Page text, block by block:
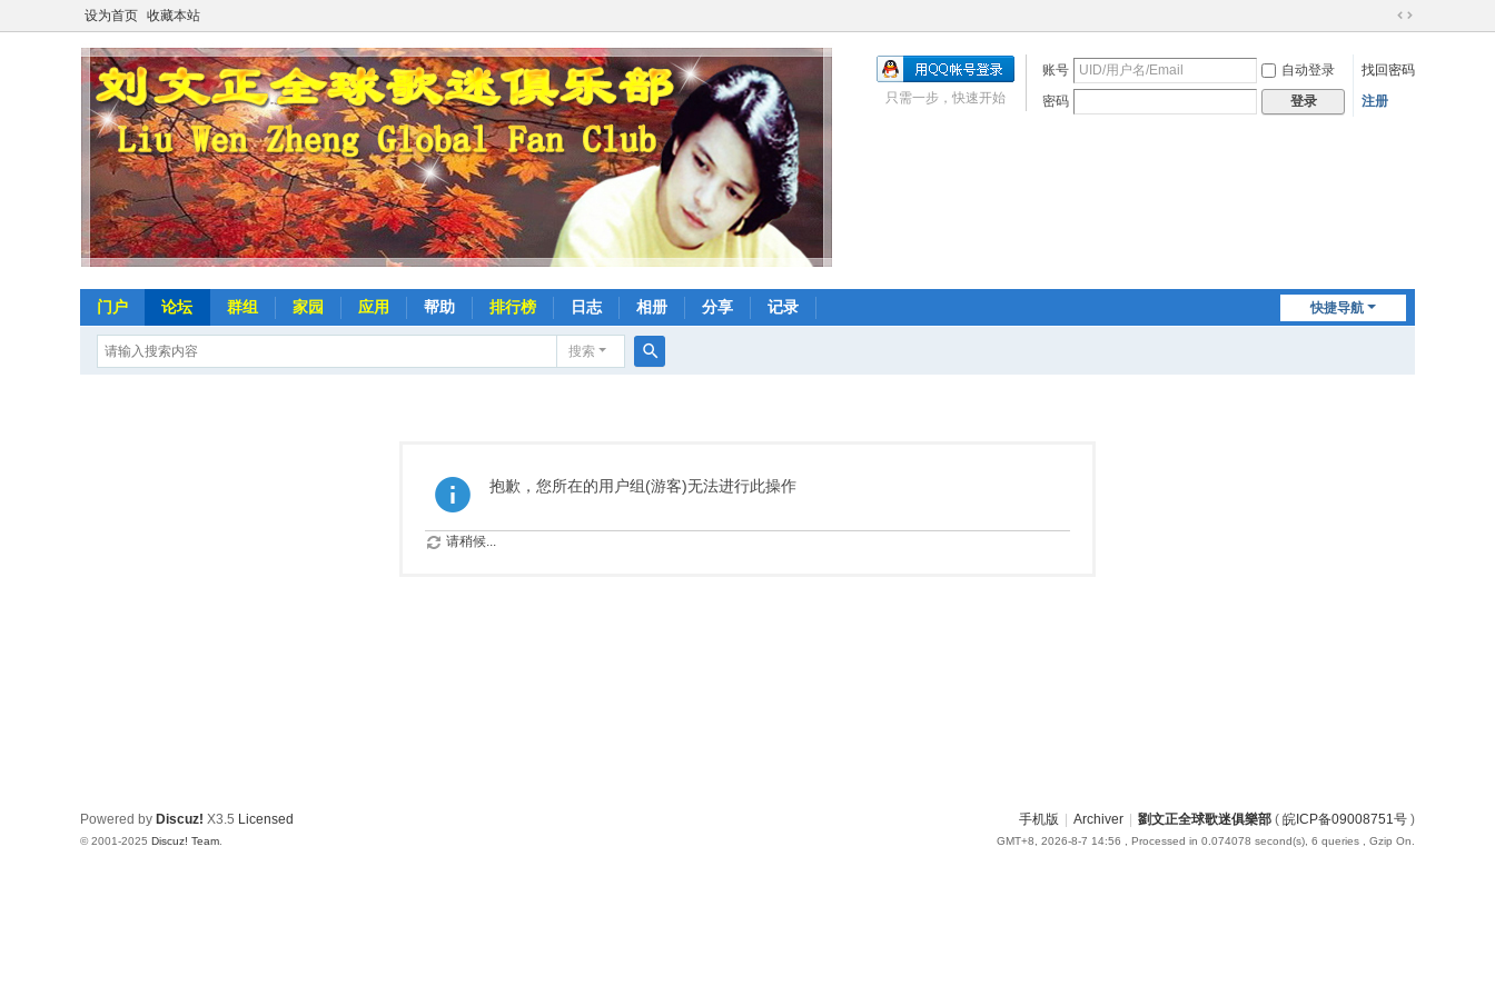
设为首页 收藏本站
切
到
账号 自动登录
找回密码
密码
登录 注册
只需一步，快速开始
快捷导航
门户 论坛 群组 家园 应用 帮助 排行榜 日志 相册 分享 记录
搜索
抱歉，您所在的用户组(游客)无法进行此操作
请稍候...
手机版 Archiver 劉文正全球歌迷俱樂部 ( 皖ICP备09008751号 )
GMT+8, 2026-8-7 14:56 , Processed in 0.074078 second(s), 6 queries , Gzip On.
Powered by Discuz! X3.5 Licensed
© 2001-2025 Discuz! Team